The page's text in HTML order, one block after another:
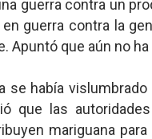
guerra contra un
guerra contra la
Apuntó que aún no
se había
que las
mariguana